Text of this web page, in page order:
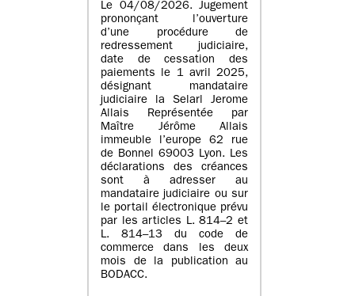
Le 04/08/2026. Jugement
prononçant l’ouverture
d’une procédure de
redressement judiciaire,
date de cessation des
paiements le 1 avril 2025,
désignant mandataire
judiciaire la Selarl Jerome
Allais Représentée par
Maître Jérôme Allais
immeuble l’europe 62 rue
de Bonnel 69003 Lyon. Les
déclarations des créances
sont à adresser au
mandataire judiciaire ou sur
le portail électronique prévu
par les articles L. 814–2 et
L. 814–13 du code de
commerce dans les deux
mois de la publication au
BODACC.